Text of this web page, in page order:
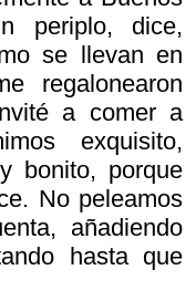
periplo, dice,
se llevan en
regalonearon
a comer a
exquisito,
bonito, porque
No peleamos
añadiendo
hasta que